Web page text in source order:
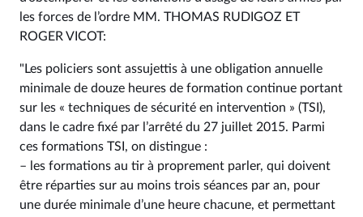
les forces de l’ordre MM. THOMAS RUDIGOZ ET
ROGER VICOT:
"Les policiers sont assujettis à une obligation annuelle
minimale de douze heures de formation continue portant
sur les « techniques de sécurité en intervention » (TSI),
dans le cadre fixé par l’arrêté du 27 juillet 2015. Parmi
ces formations TSI, on distingue :
– les formations au tir à proprement parler, qui doivent
être réparties sur au moins trois séances par an, pour
une durée minimale d’une heure chacune, et permettant